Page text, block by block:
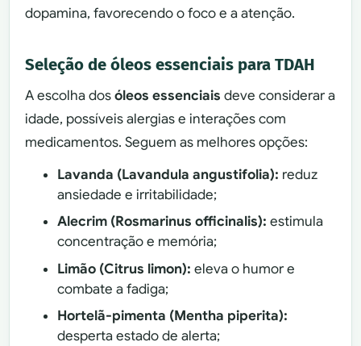
dopamina, favorecendo o foco e a atenção.
Seleção de óleos essenciais para TDAH
A escolha dosóleos essenciais deve considerar a
idade, possíveis alergias e interações com
medicamentos. Seguem as melhores opções:
Lavanda (Lavandula angustifolia): reduz
ansiedade e irritabilidade;
Alecrim (Rosmarinus officinalis): estimula
concentração e memória;
Limão (Citrus limon): eleva o humor e
combate a fadiga;
Hortelã-pimenta (Mentha piperita):
desperta estado de alerta;